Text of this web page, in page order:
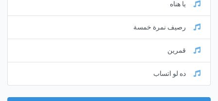
يا هناه
رصيف نمرة خمسة
قمرين
ده لو اتساب